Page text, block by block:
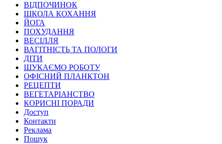
ВІДПОЧИНОК
ШКОЛА КОХАННЯ
ЙОГА
ПОХУДАННЯ
ВЕСІЛЛЯ
ВАГІТНІСТЬ ТА ПОЛОГИ
ДІТИ
ШУКАЄМО РОБОТУ
ОФІСНИЙ ПЛАНКТОН
РЕЦЕПТИ
ВЕГЕТАРІАНСТВО
КОРИСНІ ПОРАДИ
Доступ
Контакти
Реклама
Пошук